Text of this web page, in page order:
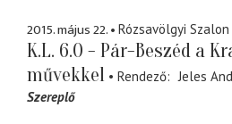
2015. május 22. Rózsavölgyi
K.L. 6.0 - Pár-Beszéd a
művekkel
Rendező
Jeles
Szereplő